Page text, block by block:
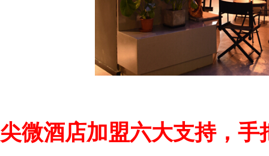
尖微酒店加盟六大支持，